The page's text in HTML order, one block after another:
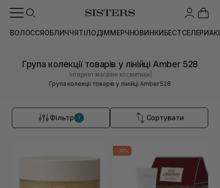
ВОЛОССЯОБЛИЧЧЯТІЛОДІММЕРЧНОВИНКИБЕСТСЕЛЕРИ
Група колекції товарів у лінійці Amber 528
Інтернет магазин косметики
Група колекції товарів у лінійці Amber 528
Фільтр 1 Сортувати
-20%